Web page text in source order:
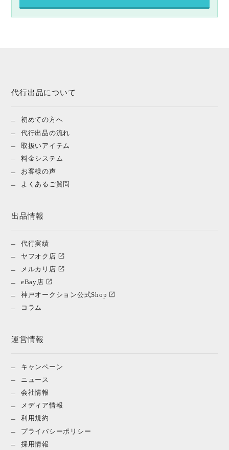
代行出品について
初めての方へ
代行出品の流れ
取扱いアイテム
料金システム
お客様の声
よくあるご質問
出品情報
代行実績
ヤフオク店
メルカリ店
eBay店
神戸オークション公式Shop
コラム
運営情報
キャンペーン
ニュース
会社情報
メディア情報
利用規約
プライバシーポリシー
採用情報